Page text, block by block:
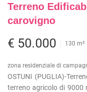
Terreno
carovigno
€ 50.000 130 m²
zona residenziale di
OSTUNI (PUGLIA)-
terreno agricolo di 9000